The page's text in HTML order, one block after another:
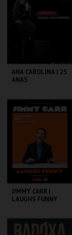
MAIS INFO
COMPRAR
ANA CAROLINA | 25
ANAS
MAIS INFO
COMPRAR
JIMMY CARR |
LAUGHS FUNNY
COLISEU DE LISBOA